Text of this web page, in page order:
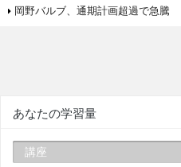
岡野バルブ、通期計画超過で急騰
あなたの学習量
講座